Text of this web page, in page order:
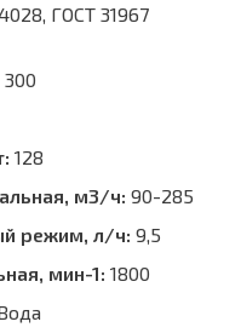
ГОСТ 31967
300
128
м3/ч: 90-285
режим, л/ч: 9,5
мин-1: 1800